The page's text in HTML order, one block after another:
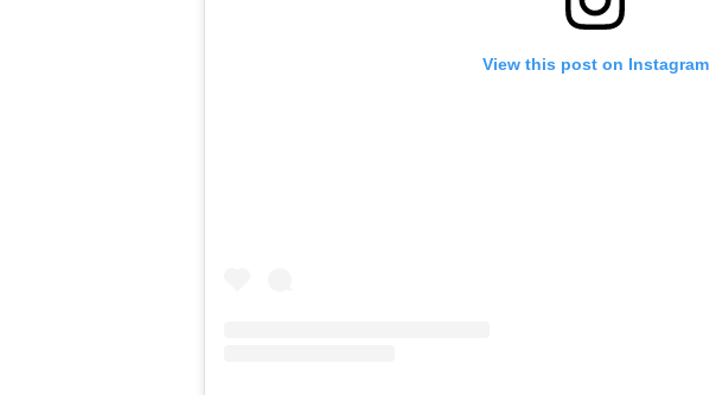
View this post on Instagram